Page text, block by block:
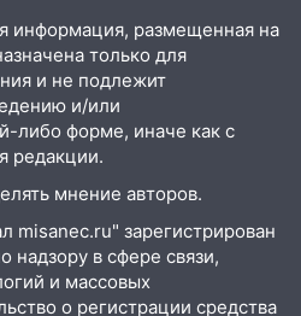
в
перевозчик
схему с чужими
алиментщик накопил
Ульяновской
информация, размещенная на
только для
и не подлежит
и/или
либо форме, иначе как с
редакции.
мнение авторов.
misanec.ru" зарегистрирован
надзору в сфере связи,
и массовых
о регистрации средства